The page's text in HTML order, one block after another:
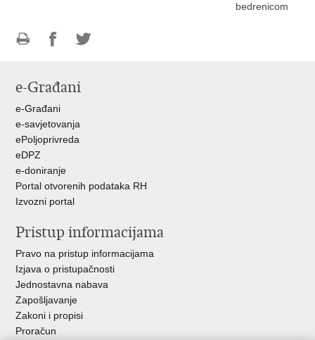
bedrenicom
FacebookuTwitteru
e-Građani
e-Građani
e-savjetovanja
ePoljoprivreda
eDPZ
e-doniranje
Portal otvorenih podataka RH
Izvozni portal
Pristup informacijama
Pravo na pristup informacijama
Izjava o pristupačnosti
Jednostavna nabava
Zapošljavanje
Zakoni i propisi
Proračun